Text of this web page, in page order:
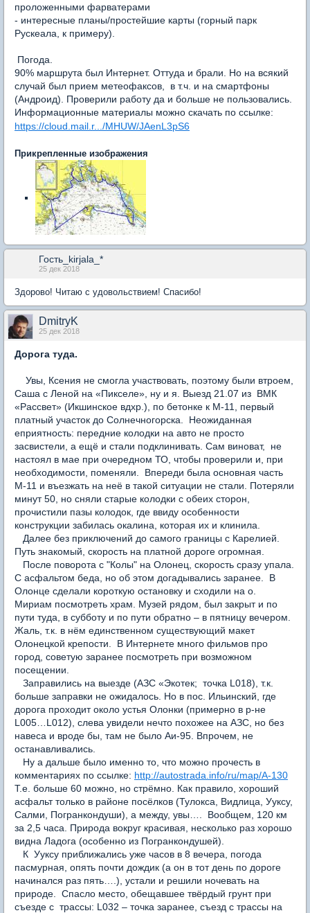
проложенными фарватерами
- интересные планы/простейшие карты (горный парк
Рускеала, к примеру).
Погода.
90% маршрута был Интернет. Оттуда и брали. Но на всякий
случай был прием метеофаксов, в т.ч. и на смартфоны
(Андроид). Проверили работу да и больше не пользовались.
Информационные материалы можно скачать по ссылке:
https://cloud.mail.r.../MHUW/JAenL3pS6
Прикрепленные изображения
Гость_kirjala_*
25 дек 2018
Здорово! Читаю с удовольствием! Спасибо!
DmitryK
25 дек 2018
Дорога туда.
Увы, Ксения не смогла участвовать, поэтому были втроем,
Саша с Леной на «Пикселе», ну и я. Выезд 21.07 из ВМК
«Рассвет» (Икшинское вдхр.), по бетонке к М-11, первый
платный участок до Солнечногорска. Неожиданная
еприятность: передние колодки на авто не просто
засвистели, а ещё и стали подклинивать. Сам виноват, не
настоял в мае при очередном ТО, чтобы проверили и, при
необходимости, поменяли. Впереди была основная часть
М-11 и въезжать на неё в такой ситуации не стали. Потеряли
минут 50, но сняли старые колодки с обеих сторон,
прочистили пазы колодок, где ввиду особенности
конструкции забилась окалина, которая их и клинила.
Далее без приключений до самого границы с Карелией.
Путь знакомый, скорость на платной дороге огромная.
После поворота с "Колы" на Олонец, скорость сразу упала.
С асфальтом беда, но об этом догадывались заранее. В
Олонце сделали короткую остановку и сходили на о.
Мириам посмотреть храм. Музей рядом, был закрыт и по
пути туда, в субботу и по пути обратно – в пятницу вечером.
Жаль, т.к. в нём единственном существующий макет
Олонецкой крепости. В Интернете много фильмов про
город, советую заранее посмотреть при возможном
посещении.
Заправились на выезде (АЗС «Экотек; точка L018), т.к.
больше заправки не ожидалось. Но в пос. Ильинский, где
дорога проходит около устья Олонки (примерно в р-не
L005…L012), слева увидели нечто похожее на АЗС, но без
навеса и вроде бы, там не было Аи-95. Впрочем, не
останавливались.
Ну а дальше было именно то, что можно прочесть в
комментариях по ссылке: http://autostrada.info/ru/map/A-130
Т.е. больше 60 можно, но стрёмно. Как правило, хороший
асфальт только в районе посёлков (Тулокса, Видлица, Ууксу,
Салми, Погранкондуши), а между, увы…. Вообщем, 120 км
за 2,5 часа. Природа вокруг красивая, несколько раз хорошо
видна Ладога (особенно из Погранкондушей).
К Ууксу приближались уже часов в 8 вечера, погода
пасмурная, опять почти дождик (а он в тот день по дороге
начинался раз пять….), устали и решили ночевать на
природе. Спасло место, обещавшее твёрдый грунт при
съезде с трассы: L032 – точка заранее, съезд с трассы на